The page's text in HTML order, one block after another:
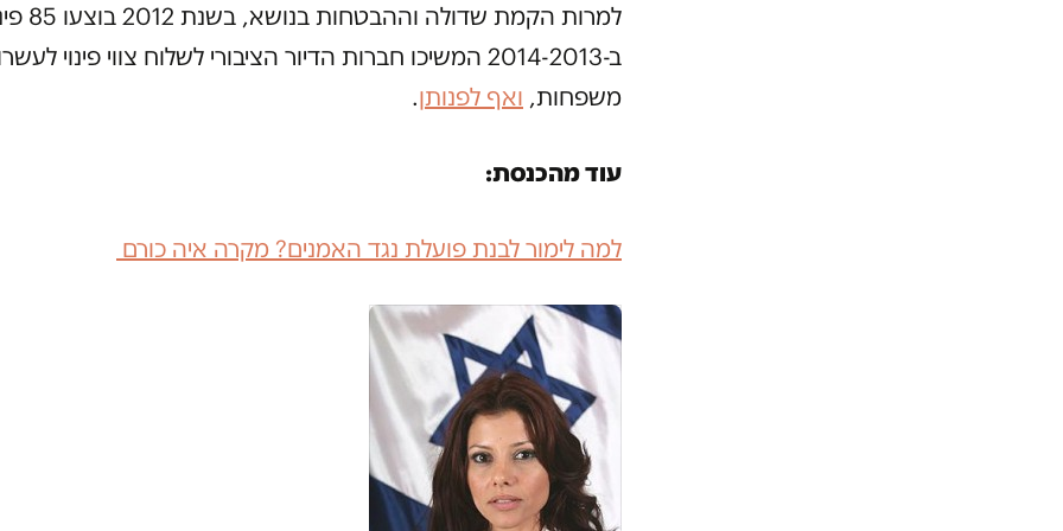
למרות הקמת
ב-2014-2013 המשיכו חברות הדיור הציבורי לשלוח צווי פינוי
משפחות, ואף לפנותן.
עוד מהכנסת:
למה לימור לבנת פועלת נגד האמנים? מקרה איה כורם